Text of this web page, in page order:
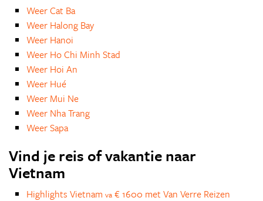
Weer Cat Ba
Weer Halong Bay
Weer Hanoi
Weer Ho Chi Minh Stad
Weer Hoi An
Weer Hué
Weer Mui Ne
Weer Nha Trang
Weer Sapa
Vind je reis of vakantie naar
Vietnam
Highlights Vietnam va € 1600 met Van Verre Reizen